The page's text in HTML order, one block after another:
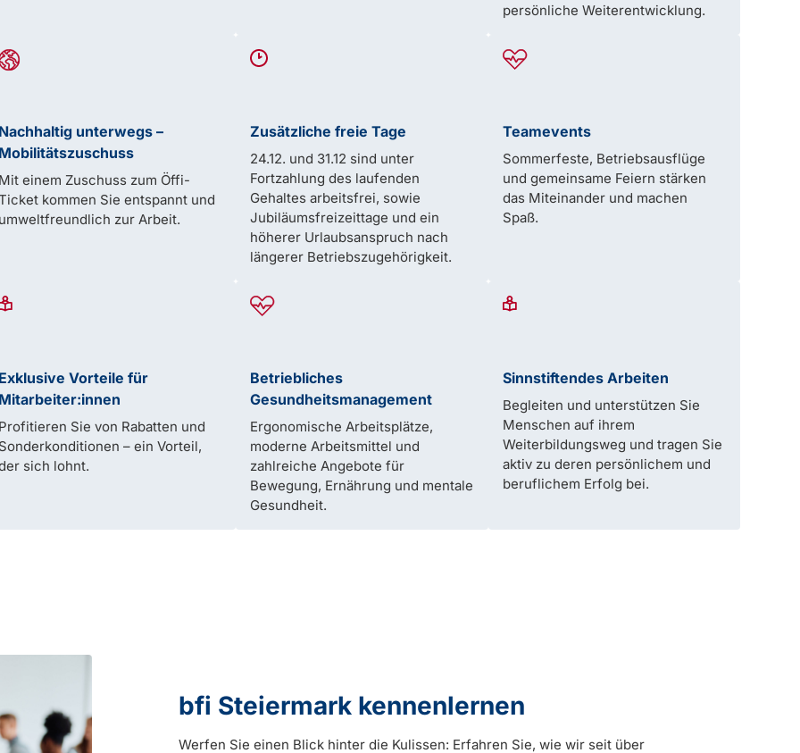
persönliche Weiterentwicklung.
unterwegs –
einem Zuschuss zum Öffi-
kommen Sie entspannt und
zur Arbeit.
Zusätzliche freie Tage
24.12. und 31.12 sind unter
Fortzahlung des laufenden
Gehaltes arbeitsfrei, sowie
Jubiläumsfreizeittage und ein
höherer Urlaubsanspruch nach
längerer Betriebszugehörigkeit.
Teamevents
Sommerfeste, Betriebsausflüge
und gemeinsame Feiern stärken
das Miteinander und machen
Spaß.
Vorteile für
Sie von Rabatten und
– ein Vorteil,
sich lohnt.
Betriebliches
Gesundheitsmanagement
Ergonomische Arbeitsplätze,
moderne Arbeitsmittel und
zahlreiche Angebote für
Bewegung, Ernährung und mentale
Gesundheit.
Sinnstiftendes Arbeiten
Begleiten und unterstützen Sie
Menschen auf ihrem
Weiterbildungsweg und tragen Sie
aktiv zu deren persönlichem und
beruflichem Erfolg bei.
bfi Steiermark kennenlernen
Werfen Sie einen Blick hinter die Kulissen: Erfahren Sie, wie wir seit über